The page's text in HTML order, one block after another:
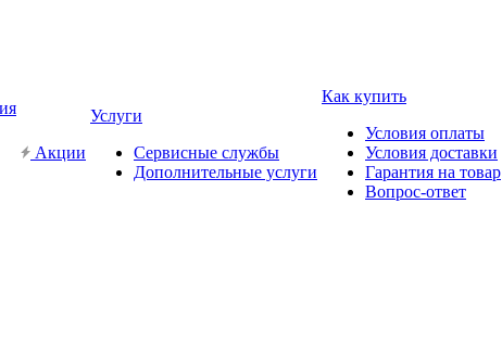
Акции
Услуги
Сервисные службы
Дополнительные услуги
Как купить
Условия оплаты
Условия доставки
Гарантия на товар
Вопрос-ответ